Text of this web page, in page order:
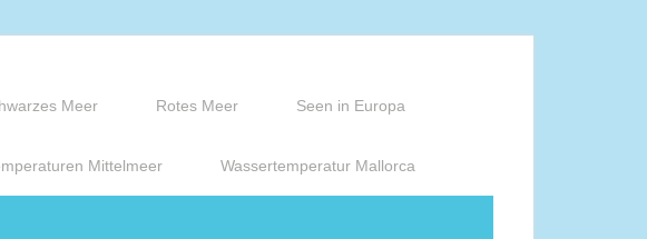
Meer Rotes Meer Seen in Europa
Mittelmeer Wassertemperatur Mallorca